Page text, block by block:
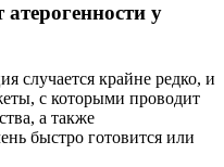
у
случается крайне редко, и
с которыми проводит
а также
быстро готовится или